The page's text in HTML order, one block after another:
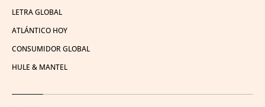
LETRA GLOBAL
ATLÁNTICO HOY
CONSUMIDOR GLOBAL
HULE & MANTEL